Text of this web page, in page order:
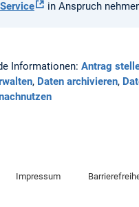
in Anspruch
Informationen: Antrag
, Daten archivieren,
Impressum